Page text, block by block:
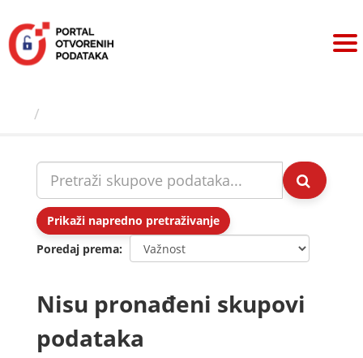
sadržaj
Prikaži napredno pretraživanje
Poredaj prema
Nisu pronađeni skupovi
podataka